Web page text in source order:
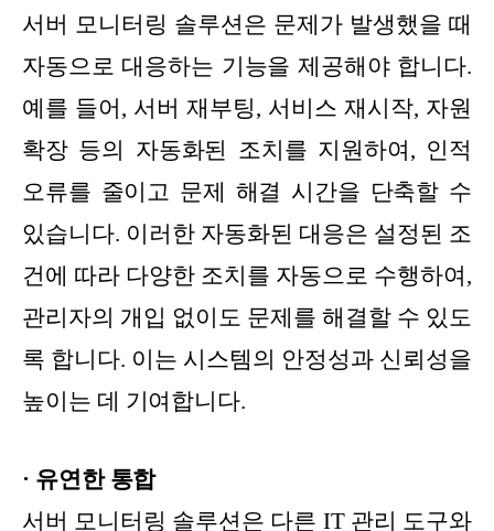
서버 모니터링 솔루션은 문제가 발생했을 때
자동으로 대응하는 기능을 제공해야 합니다.
예를 들어, 서버 재부팅, 서비스 재시작, 자원
확장 등의 자동화된 조치를 지원하여, 인적
오류를 줄이고 문제 해결 시간을 단축할 수
있습니다. 이러한 자동화된 대응은 설정된 조
건에 따라 다양한 조치를 자동으로 수행하여,
관리자의 개입 없이도 문제를 해결할 수 있도
록 합니다. 이는 시스템의 안정성과 신뢰성을
높이는 데 기여합니다.
· 유연한 통합
서버 모니터링 솔루션은 다른 IT 관리 도구와